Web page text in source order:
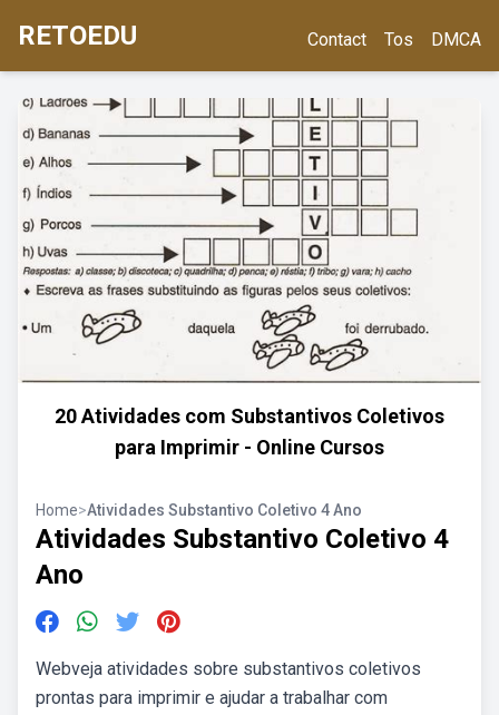
RETOEDU Contact Tos DMCA
20 Atividades com Substantivos Coletivos
para Imprimir - Online Cursos
Home>Atividades Substantivo Coletivo 4 Ano
Atividades Substantivo Coletivo 4
Ano
Webveja atividades sobre substantivos coletivos
prontas para imprimir e ajudar a trabalhar com